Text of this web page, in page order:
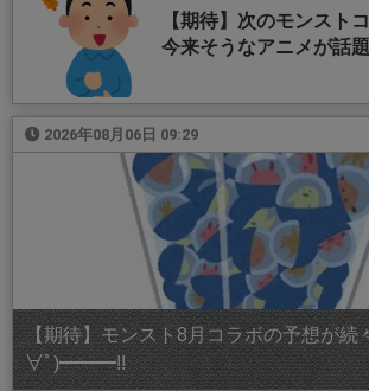
【期待】次のモンスト
今来そうなアニメが話
2026年08月06日 09:29
【期待】モンスト8月コラボの予想が
∀ﾟ)━━━!!